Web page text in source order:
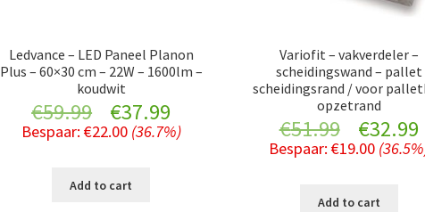
Ledvance – LED Paneel Planon
Plus – 60×30 cm – 22W – 1600lm –
koudwit
€59.99
Original
price
was:
€37.99
price
Bespaar: €22.00 (36.7%)
Add to cart
Variofit – vakverdeler –
scheidingswand – pallet
scheidingsrand / voor
opzetrand
€51.99
Original
price
was:
€32.99
Bespaar:€19.00
Add to cart